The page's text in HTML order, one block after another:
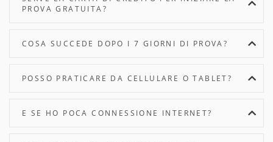
PROVA GRATUITA?
COSA SUCCEDE DOPO I 7 GIORNI DI PROVA?
POSSO PRATICARE DA CELLULARE O TABLET?
E SE HO POCA CONNESSIONE INTERNET?